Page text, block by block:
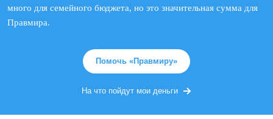
много для семейного бюджета, но это значительная сумма для
Правмира.
Помочь «Правмиру»
На что пойдут мои деньги